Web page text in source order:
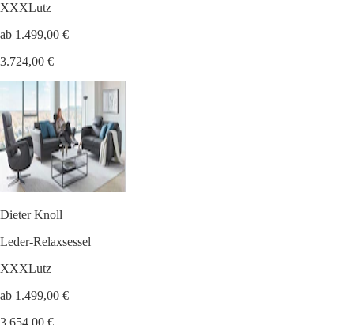
XXXLutz
ab 1.499,00 €
3.724,00 €
Dieter Knoll
Leder-Relaxsessel
XXXLutz
ab 1.499,00 €